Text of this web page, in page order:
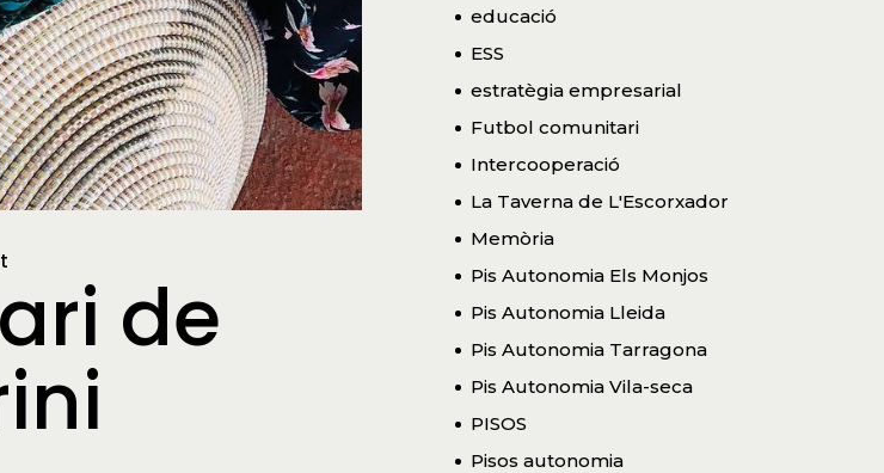
de
educació
ESS
estratègia empresarial
Futbol comunitari
Intercooperació
La Taverna de L'Escorxador
Memòria
Pis Autonomia Els Monjos
Pis Autonomia Lleida
Pis Autonomia Tarragona
Pis Autonomia Vila-seca
PISOS
Pisos autonomia